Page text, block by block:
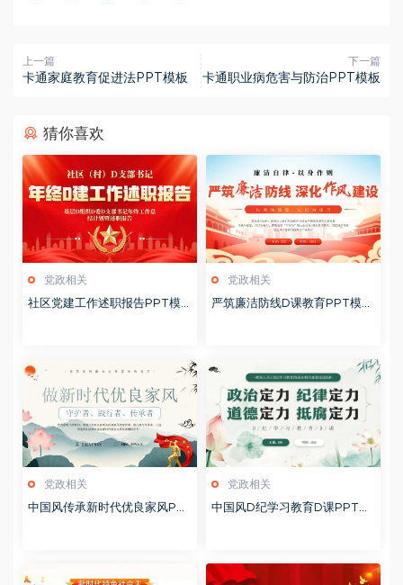
上一篇
卡通家庭教育促进法PPT模板
下一篇
卡通职业病危害与防治PPT模板
猜你喜欢
党政相关
社区党建工作述职报告PPT模
党政相关
严筑廉洁防线D课教育PPT模板
党政相关
中国风传承新时代优良家风PP
党政相关
中国风D纪学习教育D课PPT模